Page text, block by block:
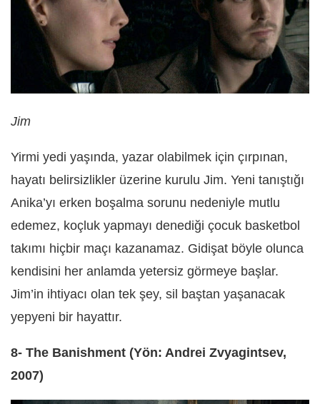
Jim
Yirmi yedi yaşında, yazar olabilmek için çırpınan,
hayatı belirsizlikler üzerine kurulu Jim. Yeni tanıştığı
Anika’yı erken boşalma sorunu nedeniyle mutlu
edemez, koçluk yapmayı denediği çocuk basketbol
takımı hiçbir maçı kazanamaz. Gidişat böyle olunca
kendisini her anlamda yetersiz görmeye başlar.
Jim’in ihtiyacı olan tek şey, sil baştan yaşanacak
yepyeni bir hayattır.
8- The Banishment (Yön: Andrei Zvyagintsev,
2007)